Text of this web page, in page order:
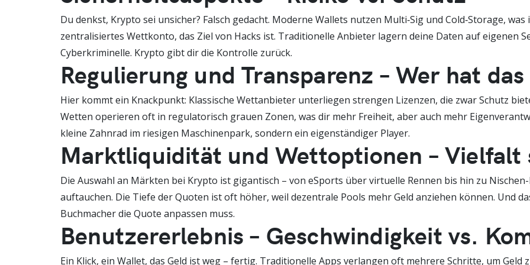
Du denkst, Krypto sei unsicher? Falsch gedacht. Moderne Wallets nutzen Multi‑Sig und Cold‑Storage,
zentralisiertes Wettkonto, das Ziel von Hacks ist. Traditionelle Anbieter lagern deine Daten auf eigenen
Cyberkriminelle. Krypto gibt dir die Kontrolle zurück.
Regulierung und Transparenz – Wer hat das
Hier kommt ein Knackpunkt: Klassische Wettanbieter unterliegen strengen Lizenzen, die zwar Schutz
Wetten operieren oft in regulatorisch grauen Zonen, was dir mehr Freiheit, aber auch mehr
kleine Zahnrad im riesigen Maschinenpark, sondern ein eigenständiger Player.
Marktliquidität und Wettoptionen – Vielfalt
Die Auswahl an Märkten bei Krypto ist gigantisch – von eSports über virtuelle Rennen bis hin zu
auftauchen. Die Tiefe der Quoten ist oft höher, weil dezentrale Pools mehr Geld anziehen können. Und
Buchmacher die Quote anpassen muss.
Benutzererlebnis – Geschwindigkeit vs.
Ein Klick, ein Wallet, das Geld ist weg – fertig. Traditionelle Apps verlangen oft mehrere Schritte, um